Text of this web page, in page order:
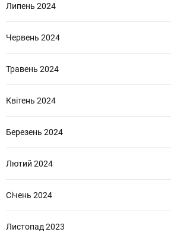
Липень 2024
Червень 2024
Травень 2024
Квітень 2024
Березень 2024
Лютий 2024
Січень 2024
Листопад 2023